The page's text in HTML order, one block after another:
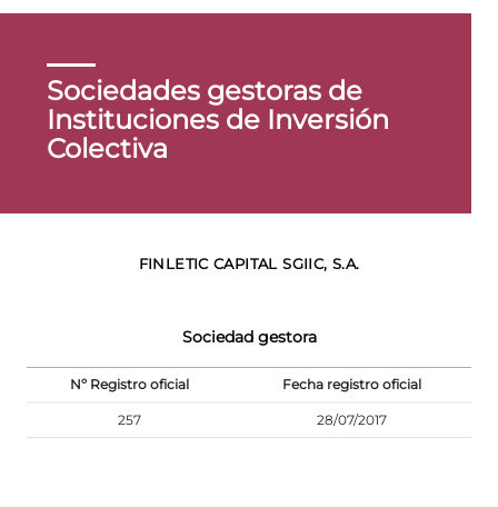
Sociedades gestoras de
Instituciones de Inversión
Colectiva
FINLETIC CAPITAL SGIIC, S.A.
Sociedad gestora
Nº Registro oficial Fecha registro oficial
257 28/07/2017